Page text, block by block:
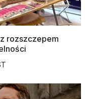
rozszczepem